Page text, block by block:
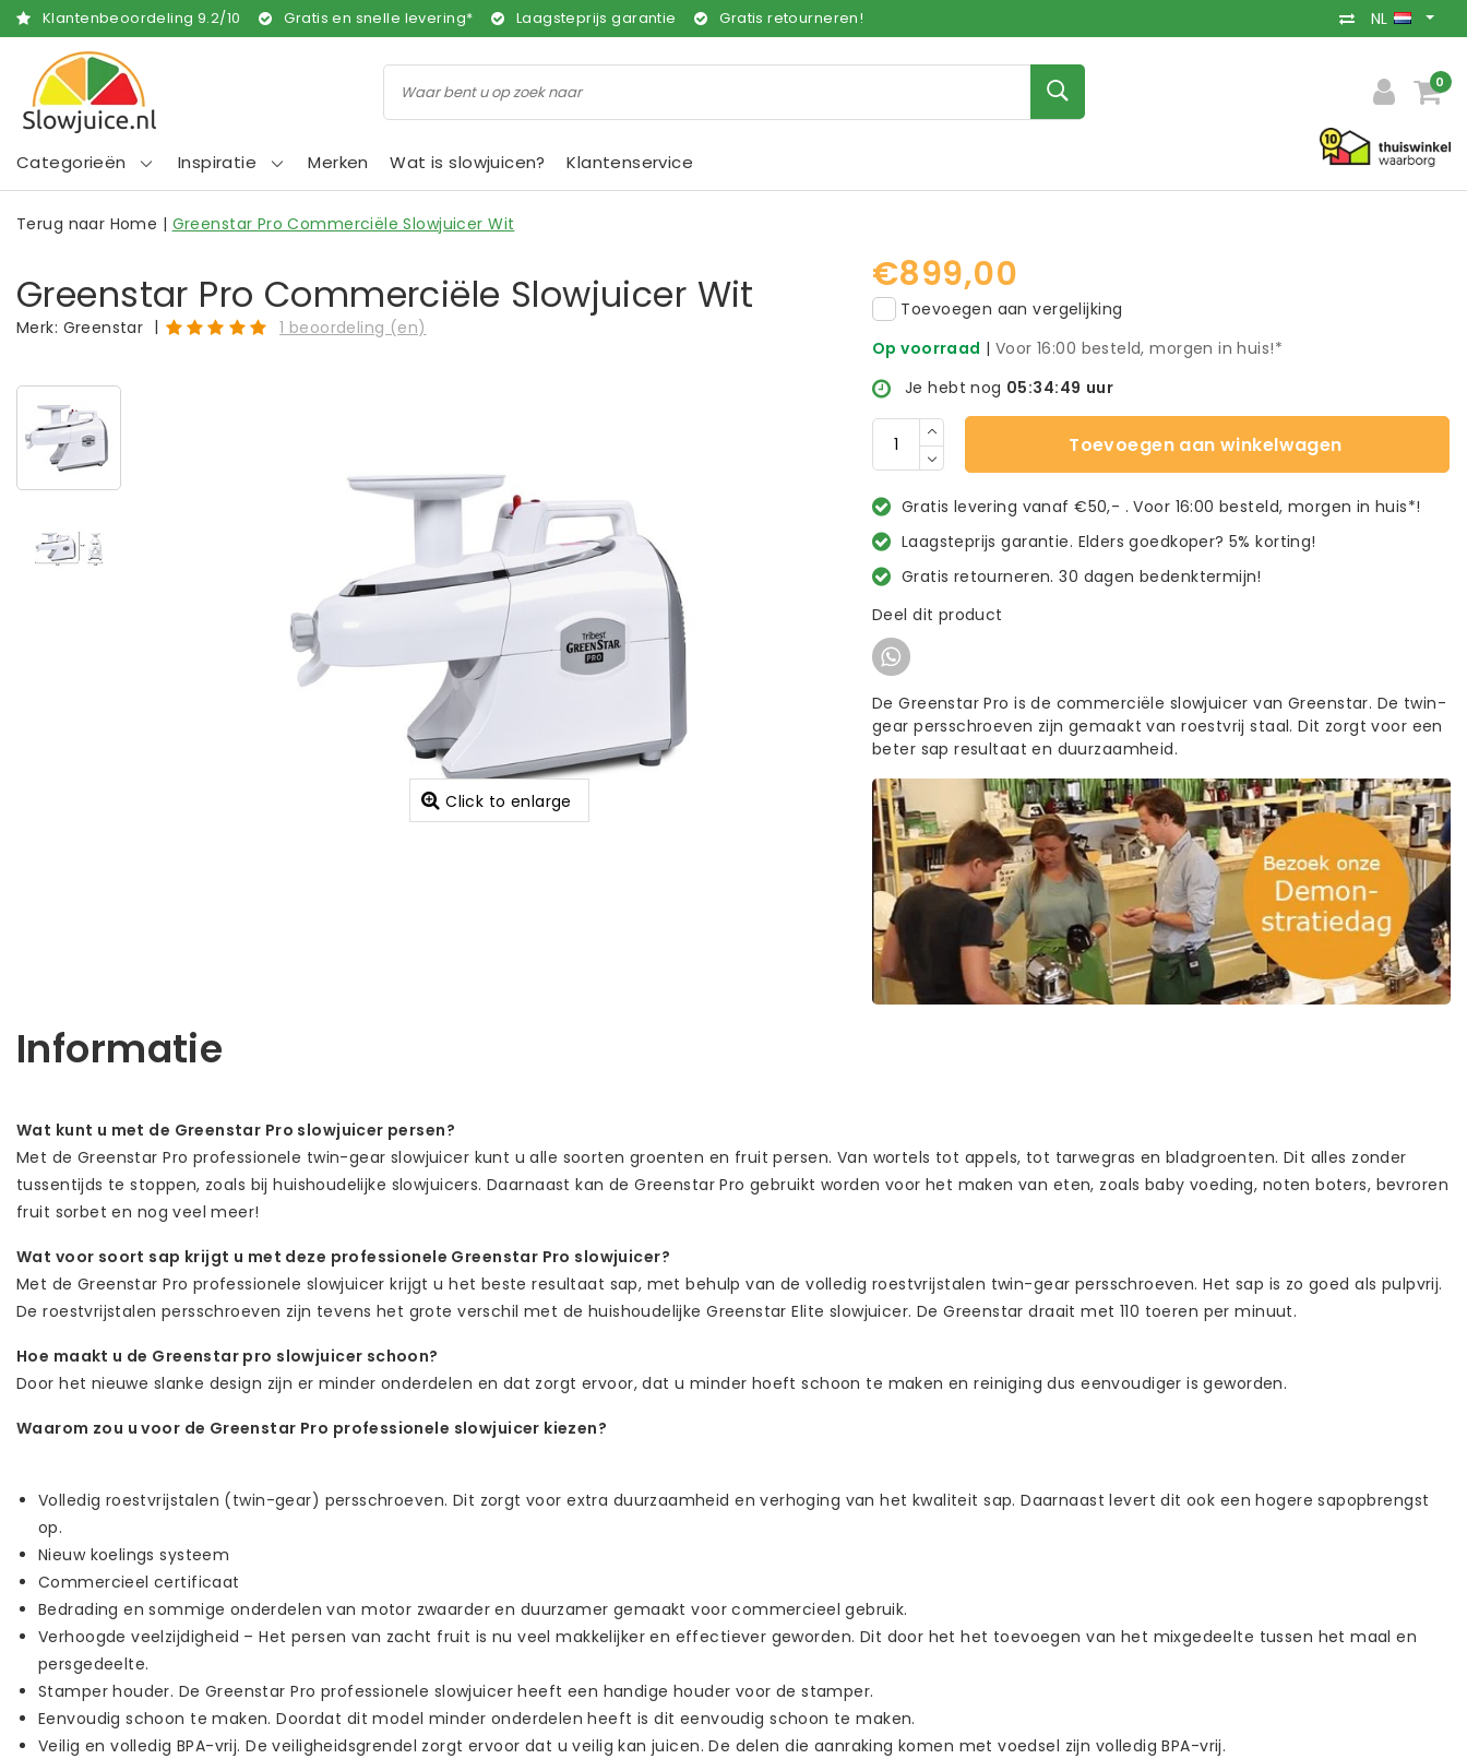
Klantenbeoordeling 9.2/10 Gratis en snelle levering* Laagsteprijs garantie Gratis retourneren! NL
0
Categorieën Inspiratie Merken Wat is slowjuicen? Klantenservice
Terug naar Home | Greenstar Pro Commerciële Slowjuicer Wit
Greenstar Pro Commerciële Slowjuicer Wit
Merk: Greenstar | 1 beoordeling (en)
Click to enlarge
€899,00
Toevoegen aan vergelijking
Op voorraad | Voor 16:00 besteld, morgen in huis!*
Je hebt nog 05:34:48 uur
Toevoegen aan winkelwagen
Gratis levering vanaf €50,- . Voor 16:00 besteld, morgen in huis*!
Laagsteprijs garantie. Elders goedkoper? 5% korting!
Gratis retourneren. 30 dagen bedenktermijn!
Deel dit product
De Greenstar Pro is de commerciële slowjuicer van Greenstar. De twin-
gear persschroeven zijn gemaakt van roestvrij staal. Dit zorgt voor een
beter sap resultaat en duurzaamheid.
Informatie
Wat kunt u met de Greenstar Pro slowjuicer persen?
Met de Greenstar Pro professionele twin-gear slowjuicer kunt u alle soorten groenten en fruit persen. Van wortels tot appels, tot tarwegras en bladgroenten. Dit alles zonder
tussentijds te stoppen, zoals bij huishoudelijke slowjuicers. Daarnaast kan de Greenstar Pro gebruikt worden voor het maken van eten, zoals baby voeding, noten boters, bevroren
fruit sorbet en nog veel meer!
Wat voor soort sap krijgt u met deze professionele Greenstar Pro slowjuicer?
Met de Greenstar Pro professionele slowjuicer krijgt u het beste resultaat sap, met behulp van de volledig roestvrijstalen twin-gear persschroeven. Het sap is zo goed als pulpvrij.
De roestvrijstalen persschroeven zijn tevens het grote verschil met de huishoudelijke Greenstar Elite slowjuicer. De Greenstar draait met 110 toeren per minuut.
Hoe maakt u de Greenstar pro slowjuicer schoon?
Door het nieuwe slanke design zijn er minder onderdelen en dat zorgt ervoor, dat u minder hoeft schoon te maken en reiniging dus eenvoudiger is geworden.
Waarom zou u voor de Greenstar Pro professionele slowjuicer kiezen?
Volledig roestvrijstalen (twin-gear) persschroeven. Dit zorgt voor extra duurzaamheid en verhoging van het kwaliteit sap. Daarnaast levert dit ook een hogere sapopbrengst
op.
Nieuw koelings systeem
Commercieel certificaat
Bedrading en sommige onderdelen van motor zwaarder en duurzamer gemaakt voor commercieel gebruik.
Verhoogde veelzijdigheid – Het persen van zacht fruit is nu veel makkelijker en effectiever geworden. Dit door het het toevoegen van het mixgedeelte tussen het maal en
persgedeelte.
Stamper houder. De Greenstar Pro professionele slowjuicer heeft een handige houder voor de stamper.
Eenvoudig schoon te maken. Doordat dit model minder onderdelen heeft is dit eenvoudig schoon te maken.
Veilig en volledig BPA-vrij. De veiligheidsgrendel zorgt ervoor dat u veilig kan juicen. De delen die aanraking komen met voedsel zijn volledig BPA-vrij.